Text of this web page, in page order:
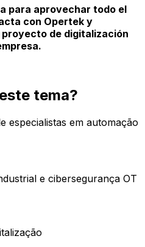
para aprovechar todo el
con Opertek y
de digitalización
tema?
especialistas em automação
e cibersegurança OT